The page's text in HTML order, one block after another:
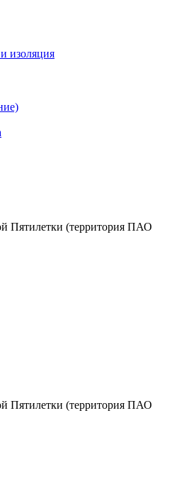
изоляция
Пятилетки (территория ПАО
Пятилетки (территория ПАО